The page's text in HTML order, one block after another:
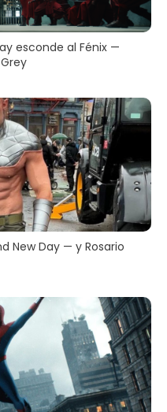
esconde al Fénix —
New Day — y Rosario